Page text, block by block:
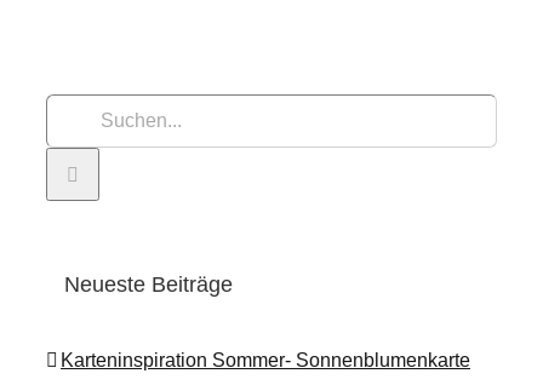
nach:
Neueste Beiträge
Karteninspiration Sommer- Sonnenblumenkarte